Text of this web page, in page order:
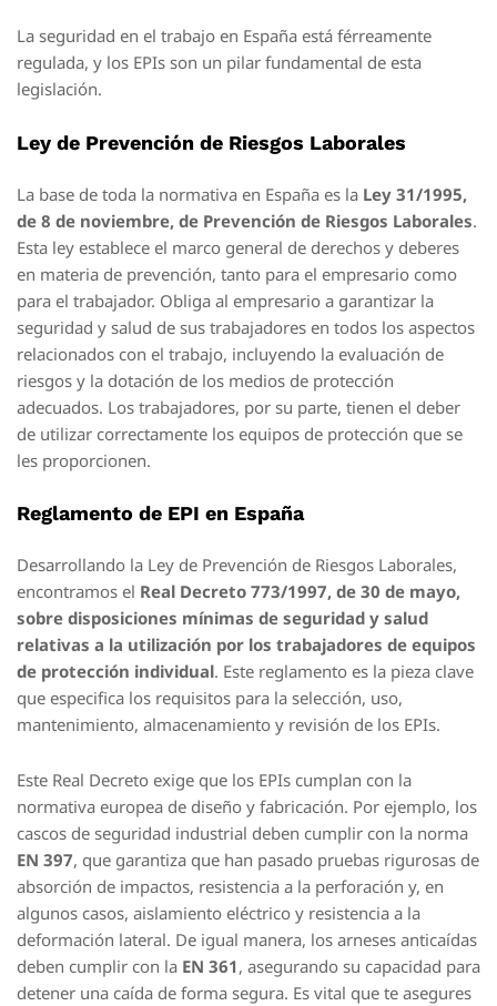
La seguridad en el trabajo en España está férreamente
regulada, y los EPIs son un pilar fundamental de esta
legislación.
Ley de Prevención de Riesgos Laborales
La base de toda la normativa en España es la Ley 31/1995,
de 8 de noviembre, de Prevención de Riesgos Laborales.
Esta ley establece el marco general de derechos y deberes
en materia de prevención, tanto para el empresario como
para el trabajador. Obliga al empresario a garantizar la
seguridad y salud de sus trabajadores en todos los aspectos
relacionados con el trabajo, incluyendo la evaluación de
riesgos y la dotación de los medios de protección
adecuados. Los trabajadores, por su parte, tienen el deber
de utilizar correctamente los equipos de protección que se
les proporcionen.
Reglamento de EPI en España
Desarrollando la Ley de Prevención de Riesgos Laborales,
encontramos el Real Decreto 773/1997, de 30 de mayo,
sobre disposiciones mínimas de seguridad y salud
relativas a la utilización por los trabajadores de equipos
de protección individual. Este reglamento es la pieza clave
que especifica los requisitos para la selección, uso,
mantenimiento, almacenamiento y revisión de los EPIs.
Este Real Decreto exige que los EPIs cumplan con la
normativa europea de diseño y fabricación. Por ejemplo, los
cascos de seguridad industrial deben cumplir con la norma
EN 397, que garantiza que han pasado pruebas rigurosas de
absorción de impactos, resistencia a la perforación y, en
algunos casos, aislamiento eléctrico y resistencia a la
deformación lateral. De igual manera, los arneses anticaídas
deben cumplir con la EN 361, asegurando su capacidad para
detener una caída de forma segura. Es vital que te asegures